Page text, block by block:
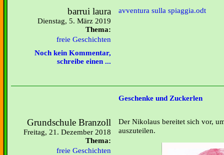
barrui laura
Dienstag, 5. März 2019
Thema:
freie Geschichten
Noch kein Kommentar,
schreibe einen ...
avventura sulla spiaggia.odt
Geschenke und Zuckerlen
Grundschule Branzoll
Freitag, 21. Dezember 2018
Thema:
freie Geschichten
Der Nikolaus bereitet sich vor,
auszuteilen.